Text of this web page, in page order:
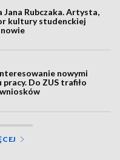
Rubczaka. Artysta,
kultury studenckiej
nowymi
Do ZUS trafiło